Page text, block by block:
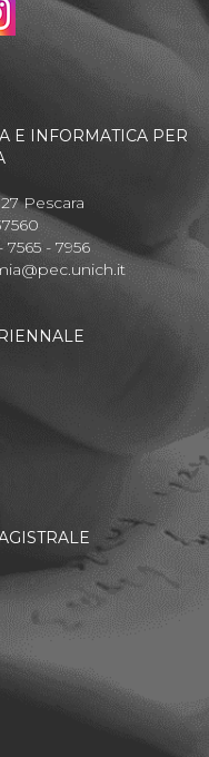
E INFORMATICA PER
Pescara
7565 - 7956